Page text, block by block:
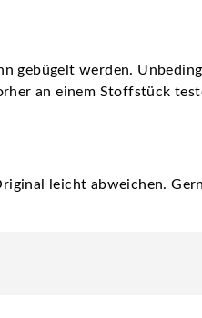
gebügelt werden.
an einem Stoffstück
leicht abweichen.